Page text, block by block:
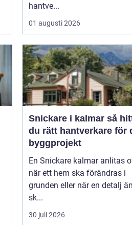
hantve...
01 augusti 2026
Snickare i kalmar så hittar
du rätt hantverkare för
byggprojekt
En Snickare kalmar anlitas
när ett hem ska förändras i
grunden eller när en detalj äntligen
sk...
30 juli 2026